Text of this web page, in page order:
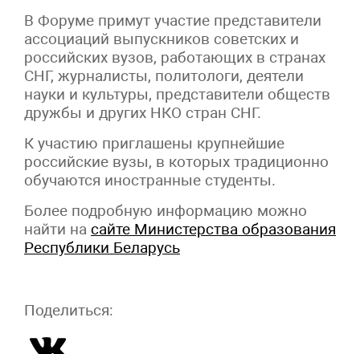
В Форуме примут участие представители
ассоциаций выпускников советских и
российских вузов, работающих в странах
СНГ, журналисты, политологи, деятели
науки и культуры, представители обществ
дружбы и других НКО стран СНГ.
К участию приглашены крупнейшие
российские вузы, в которых традиционно
обучаются иностранные студенты.
Более подробную информацию можно
найти на сайте Министерства образования
Республики Беларусь
Поделиться: